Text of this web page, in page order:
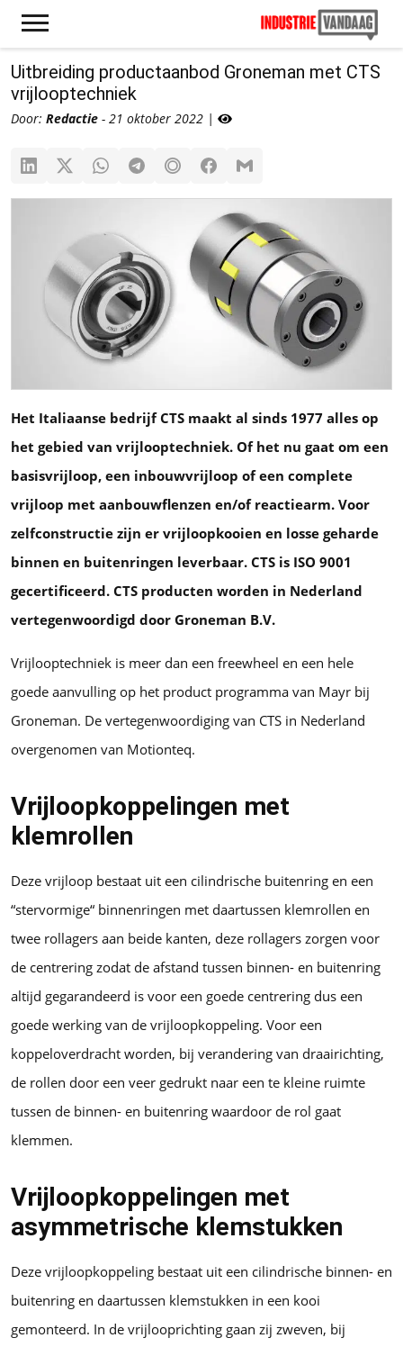
Uitbreiding productaanbod Groneman met CTS
vrijlooptechniek
Door: Redactie - 21 oktober 2022 |
Het Italiaanse bedrijf CTS maakt al sinds 1977 alles op
het gebied van vrijlooptechniek. Of het nu gaat om een
basisvrijloop, een inbouwvrijloop of een complete
vrijloop met aanbouwflenzen en/of reactiearm. Voor
zelfconstructie zijn er vrijloopkooien en losse geharde
binnen en buitenringen leverbaar. CTS is ISO 9001
gecertificeerd. CTS producten worden in Nederland
vertegenwoordigd door Groneman B.V.
Vrijlooptechniek is meer dan een freewheel en een hele
goede aanvulling op het product programma van Mayr bij
Groneman. De vertegenwoordiging van CTS in Nederland
overgenomen van Motionteq.
Vrijloopkoppelingen met
klemrollen
Deze vrijloop bestaat uit een cilindrische buitenring en een
“stervormige“ binnenringen met daartussen klemrollen en
twee rollagers aan beide kanten, deze rollagers zorgen voor
de centrering zodat de afstand tussen binnen- en buitenring
altijd gegarandeerd is voor een goede centrering dus een
goede werking van de vrijloopkoppeling. Voor een
koppeloverdracht worden, bij verandering van draairichting,
de rollen door een veer gedrukt naar een te kleine ruimte
tussen de binnen- en buitenring waardoor de rol gaat
klemmen.
Vrijloopkoppelingen met
asymmetrische klemstukken
Deze vrijloopkoppeling bestaat uit een cilindrische binnen- en
buitenring en daartussen klemstukken in een kooi
gemonteerd. In de vrijlooprichting gaan zij zweven, bij